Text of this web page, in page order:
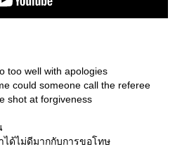
too well with apologies
could someone call the referee
shot at forgiveness
ด้ไม่ดีมากกับการขอโทษ